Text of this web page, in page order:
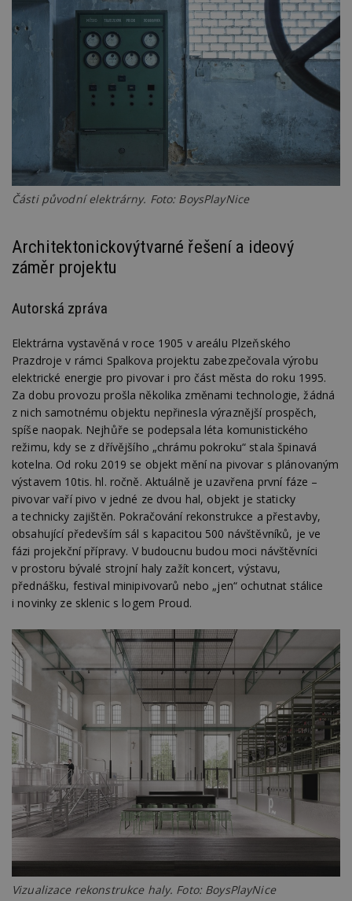
Části původní elektrárny. Foto: BoysPlayNice
Architektonickovýtvarné řešení a ideový
záměr projektu
Autorská zpráva
Elektrárna vystavěná v roce 1905 v areálu Plzeňského
Prazdroje v rámci Spalkova projektu zabezpečovala výrobu
elektrické energie pro pivovar i pro část města do roku 1995.
Za dobu provozu prošla několika změnami technologie, žádná
z nich samotnému objektu nepřinesla výraznější prospěch,
spíše naopak. Nejhůře se podepsala léta komunistického
režimu, kdy se z dřívějšího „chrámu pokroku“ stala špinavá
kotelna. Od roku 2019 se objekt mění na pivovar s plánovaným
výstavem 10tis. hl. ročně. Aktuálně je uzavřena první fáze –
pivovar vaří pivo v jedné ze dvou hal, objekt je staticky
a technicky zajištěn. Pokračování rekonstrukce a přestavby,
obsahující především sál s kapacitou 500 návštěvníků, je ve
fázi projekční přípravy. V budoucnu budou moci návštěvníci
v prostoru bývalé strojní haly zažít koncert, výstavu,
přednášku, festival minipivovarů nebo „jen“ ochutnat stálice
i novinky ze sklenic s logem Proud.
Vizualizace rekonstrukce haly. Foto: BoysPlayNice